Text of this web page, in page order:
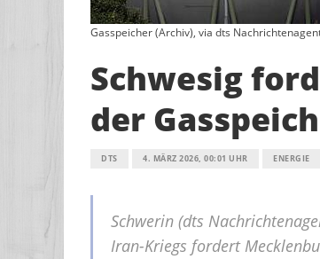
Gasspeicher (Archiv), via dts
Schwesig
der
DTS 4. MÄRZ 2026, 00:01 UHR ENERGIE
Schwerin (dts
Iran-Kriegs fordert